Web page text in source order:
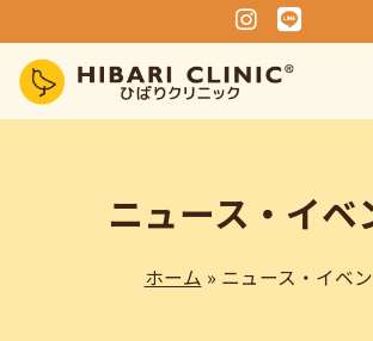
Instagram
ニュース・イベ
ホーム » ニュース・イベ